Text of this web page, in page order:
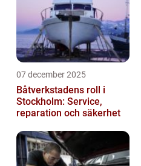
07 december 2025
Båtverkstadens roll i
Stockholm: Service,
reparation och säkerhet